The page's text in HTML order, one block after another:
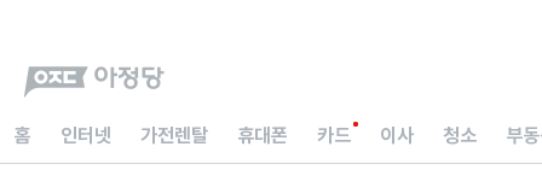
홈 인터넷 가전렌탈 휴대폰 카드 이사 청소 부